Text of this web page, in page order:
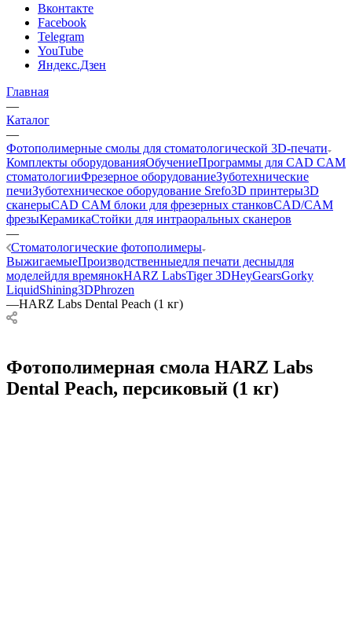
Вконтакте
Facebook
Telegram
YouTube
Яндекс.Дзен
Главная
—
Каталог
—
Фотополимерные смолы для стоматологической 3D-печати
Комплекты оборудованияОбучениеПрограммы для CAD CAM
стоматологииФрезерное оборудованиеЗуботехнические
печиЗуботехническое оборудование Srefo3D принтеры3D
сканерыCAD CAM блоки для фрезерных станковCAD/CAM
фрезыКерамикаСтойки для интраоральных сканеров
—
Стоматологические фотополимеры
ВыжигаемыеПроизводственныедля печати десныдля
моделейдля времянокHARZ LabsTiger 3DHeyGearsGorky
LiquidShining3DPhrozen
—HARZ Labs Dental Peach (1 кг)
Фотополимерная смола HARZ Labs
Dental Peach, персиковый (1 кг)